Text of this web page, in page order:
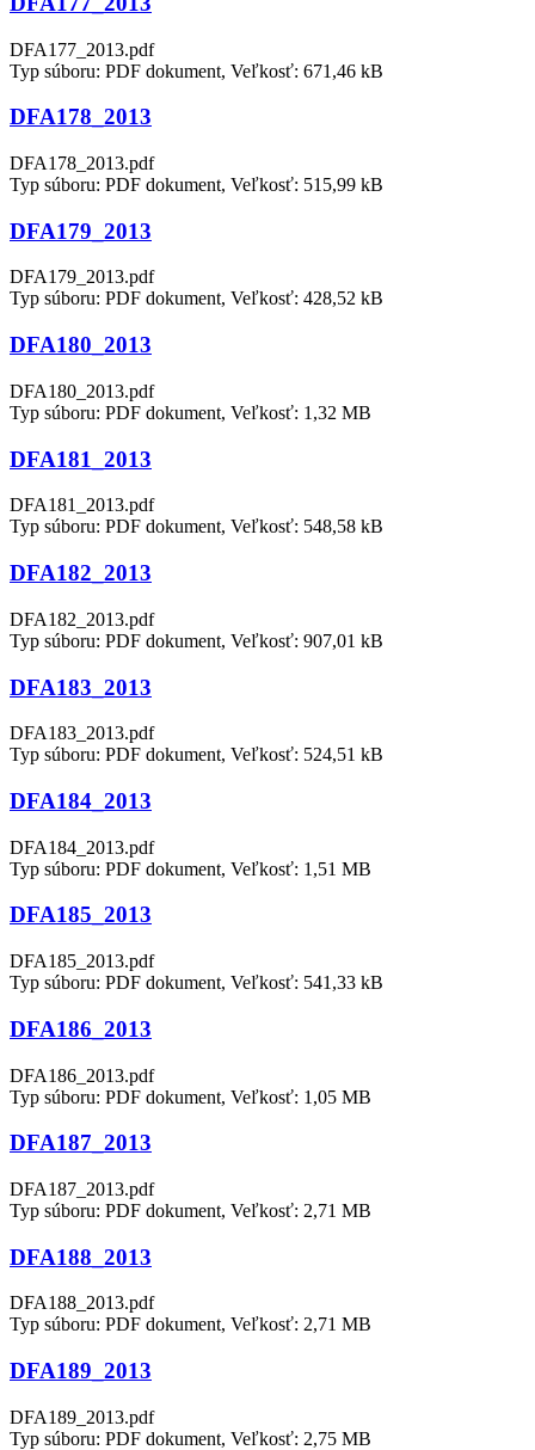
DFA177_2013.pdf
Typ súboru: PDF dokument, Veľkosť: 671,46 kB
DFA178_2013
DFA178_2013.pdf
Typ súboru: PDF dokument, Veľkosť: 515,99 kB
DFA179_2013
DFA179_2013.pdf
Typ súboru: PDF dokument, Veľkosť: 428,52 kB
DFA180_2013
DFA180_2013.pdf
Typ súboru: PDF dokument, Veľkosť: 1,32 MB
DFA181_2013
DFA181_2013.pdf
Typ súboru: PDF dokument, Veľkosť: 548,58 kB
DFA182_2013
DFA182_2013.pdf
Typ súboru: PDF dokument, Veľkosť: 907,01 kB
DFA183_2013
DFA183_2013.pdf
Typ súboru: PDF dokument, Veľkosť: 524,51 kB
DFA184_2013
DFA184_2013.pdf
Typ súboru: PDF dokument, Veľkosť: 1,51 MB
DFA185_2013
DFA185_2013.pdf
Typ súboru: PDF dokument, Veľkosť: 541,33 kB
DFA186_2013
DFA186_2013.pdf
Typ súboru: PDF dokument, Veľkosť: 1,05 MB
DFA187_2013
DFA187_2013.pdf
Typ súboru: PDF dokument, Veľkosť: 2,71 MB
DFA188_2013
DFA188_2013.pdf
Typ súboru: PDF dokument, Veľkosť: 2,71 MB
DFA189_2013
DFA189_2013.pdf
Typ súboru: PDF dokument, Veľkosť: 2,75 MB